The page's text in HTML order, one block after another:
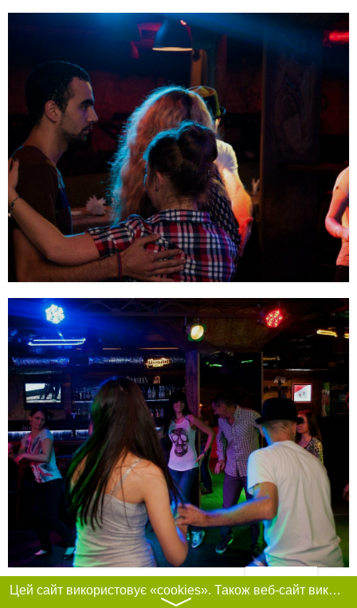
Фільтри
Цей сайт використовує «cookies». Також веб-сайт використовує інтернет-сервіс для збору технічних даних стосовно відвідувачів з метою отримання маркетингової та статистичної інформації. Умови обробки даних відвідувачів сайту див.
〉